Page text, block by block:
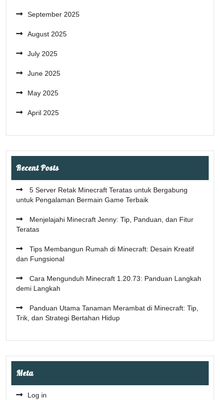
September 2025
August 2025
July 2025
June 2025
May 2025
April 2025
Recent Posts
5 Server Retak Minecraft Teratas untuk Bergabung
untuk Pengalaman Bermain Game Terbaik
Menjelajahi Minecraft Jenny: Tip, Panduan, dan Fitur
Teratas
Tips Membangun Rumah di Minecraft: Desain Kreatif
dan Fungsional
Cara Mengunduh Minecraft 1.20.73: Panduan Langkah
demi Langkah
Panduan Utama Tanaman Merambat di Minecraft: Tip,
Trik, dan Strategi Bertahan Hidup
Meta
Log in